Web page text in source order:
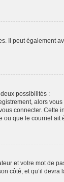
Il peut
possibilités :
alors
connecter.
que le courriel
et votre mot de
côté, et qu’il devra